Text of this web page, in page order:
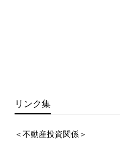
リンク集
＜不動産投資関係＞